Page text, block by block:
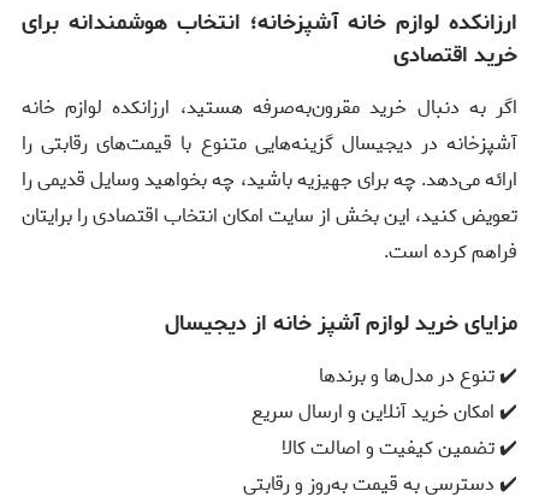
ارزانکده لوازم خانه آشپزخانه؛ انتخاب هوشمندانه برای
خرید اقتصادی
اگر به دنبال خرید مقرون‌به‌صرفه هستید، ارزانکده لوازم خانه
آشپزخانه در دیجیسال گزینه‌هایی متنوع با قیمت‌های رقابتی را
ارائه می‌دهد. چه برای جهیزیه باشید، چه بخواهید وسایل قدیمی را
تعویض کنید، این بخش از سایت امکان انتخاب اقتصادی را برایتان
فراهم کرده است.
مزایای خرید لوازم آشپز خانه از دیجیسال
✔️ تنوع در مدل‌ها و برندها
✔️ امکان خرید آنلاین و ارسال سریع
✔️ تضمین کیفیت و اصالت کالا
✔️ دسترسی به قیمت به‌روز و رقابتی